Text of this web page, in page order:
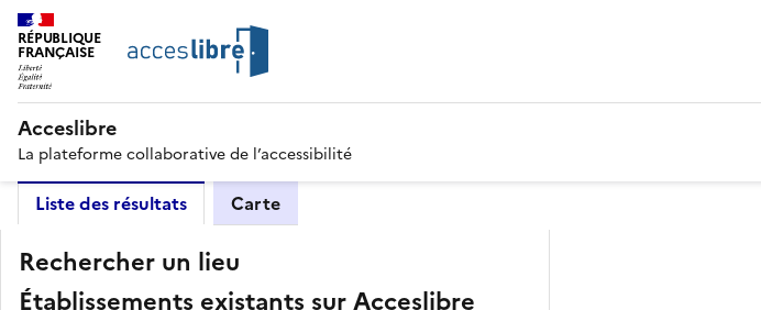
RÉPUBLIQUE
FRANÇAISE
Acceslibre
La plateforme collaborative de l’accessibilité
Liste des résultats Carte
Rechercher un lieu
Établissements existants sur Acceslibre